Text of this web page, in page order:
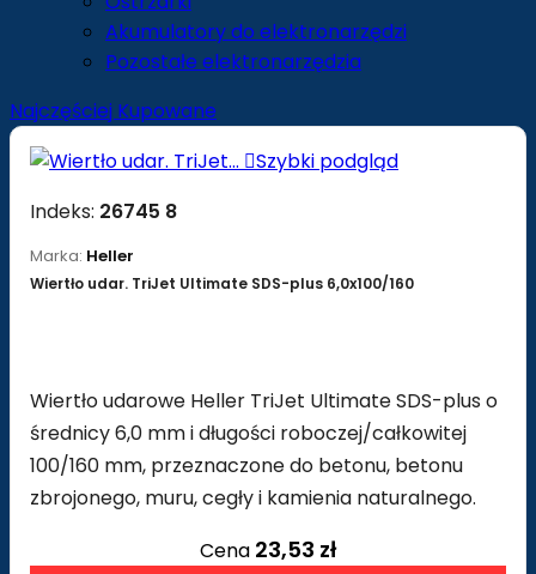
Akumulatory do elektronarzędzi
Pozostałe elektronarzędzia
Najczęściej Kupowane
Szybki podgląd
Indeks: 26745 8
Marka: Heller
Wiertło udar. TriJet Ultimate SDS-plus 6,0x100/160
Wiertło udarowe Heller TriJet Ultimate SDS-plus o
średnicy 6,0 mm i długości roboczej/całkowitej
100/160 mm, przeznaczone do betonu, betonu
zbrojonego, muru, cegły i kamienia naturalnego.
Cena 23,53 zł